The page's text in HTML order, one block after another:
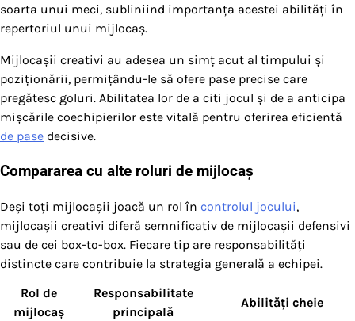
soarta unui meci, subliniind importanța acestei abilități în
repertoriul unui mijlocaș.
Mijlocașii creativi au adesea un simț acut al timpului și
poziționării, permițându-le să ofere pase precise care
pregătesc goluri. Abilitatea lor de a citi jocul și de a anticipa
mișcările coechipierilor este vitală pentru oferirea eficientă
de pase decisive.
Compararea cu alte roluri de mijlocaș
Deși toți mijlocașii joacă un rol în controlul jocului,
mijlocașii creativi diferă semnificativ de mijlocașii defensivi
sau de cei box-to-box. Fiecare tip are responsabilități
distincte care contribuie la strategia generală a echipei.
Rol de
mijlocaș
Responsabilitate
principală
Abilități cheie